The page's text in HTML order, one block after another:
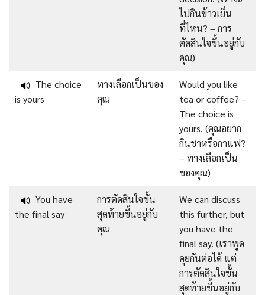
ไปกินข้าวเย็น
ที่ไหน? – การ
ตัดสินใจขึ้นอยู่กับ
คุณ)
🔊 The choice
is yours
ทางเลือกเป็นของ
คุณ
Would you like
tea or coffee? –
The choice is
yours. (คุณอยาก
กินชาหรือกาแฟ?
– ทางเลือกเป็น
ของคุณ)
🔊 You have
the final say
การตัดสินใจขั้น
สุดท้ายขึ้นอยู่กับ
คุณ
We can discuss
this further, but
you have the
final say. (เราพูด
คุยกันต่อได้ แต่
การตัดสินใจขั้น
สุดท้ายขึ้นอยู่กับ